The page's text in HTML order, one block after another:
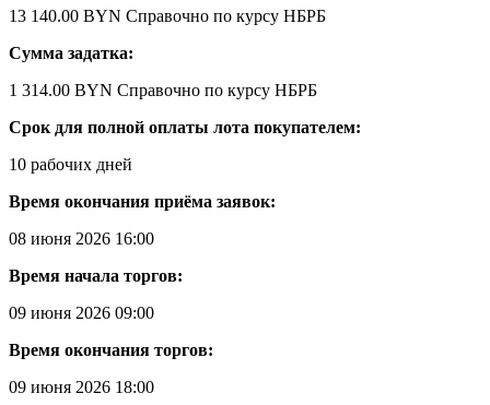
13 140.00 BYN Справочно по курсу НБРБ
Сумма задатка:
1 314.00 BYN Справочно по курсу НБРБ
Срок для полной оплаты лота покупателем:
10 рабочих дней
Время окончания приёма заявок:
08 июня 2026 16:00
Время начала торгов:
09 июня 2026 09:00
Время окончания торгов:
09 июня 2026 18:00